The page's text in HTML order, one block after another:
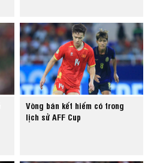
Vòng bán kết hiếm có trong
lịch sử AFF Cup